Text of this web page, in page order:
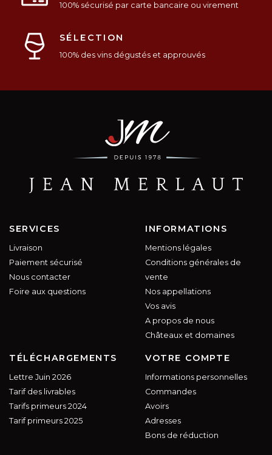
100% sécurisé par carte bancaire ou virement
SÉLECTION
100% des vins dégustés et approuvés
SERVICES
Livraison
Paiement sécurisé
Nous contacter
Foire aux questions
INFORMATIONS
Mentions légales
Conditions générales de
vente
Nos appellations
Vos avis
A propos de nous
Châteaux et domaines
TÉLÉCHARGEMENTS
Lettre Juin 2026
Tarif des livrables
Tarifs primeurs 2024
Tarif primeurs 2025
VOTRE COMPTE
Informations personnelles
Commandes
Avoirs
Adresses
Bons de réduction